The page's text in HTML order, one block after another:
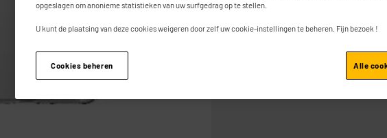
opgeslagen om anonieme statistieken van uw surfgedrag op te stellen.
U kunt de plaatsing van deze cookies weigeren door zelf uw cookie-instellingen te beheren. Fijn bezoek !
Cookies beheren Alle